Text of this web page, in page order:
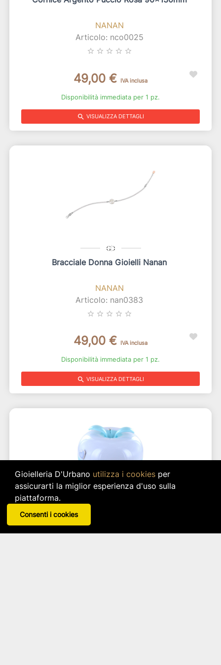
NANAN
Articolo: nco0025
star_border star_border star_border star_border star_border
49,00 € IVA inclusa
Disponibilità immediata per 1 pz.
search VISUALIZZA DETTAGLI
Bracciale Donna Gioielli Nanan
NANAN
Articolo: nan0383
star_border star_border star_border star_border star_border
49,00 € IVA inclusa
Disponibilità immediata per 1 pz.
search VISUALIZZA DETTAGLI
Lampada Mela Tato Nanan Da Bambino Colore
Azzurro
Gioielleria D'Urbano utilizza i cookiesper
assicurarti la miglior esperienza d'uso sulla
piattaforma.
Consenti i cookies